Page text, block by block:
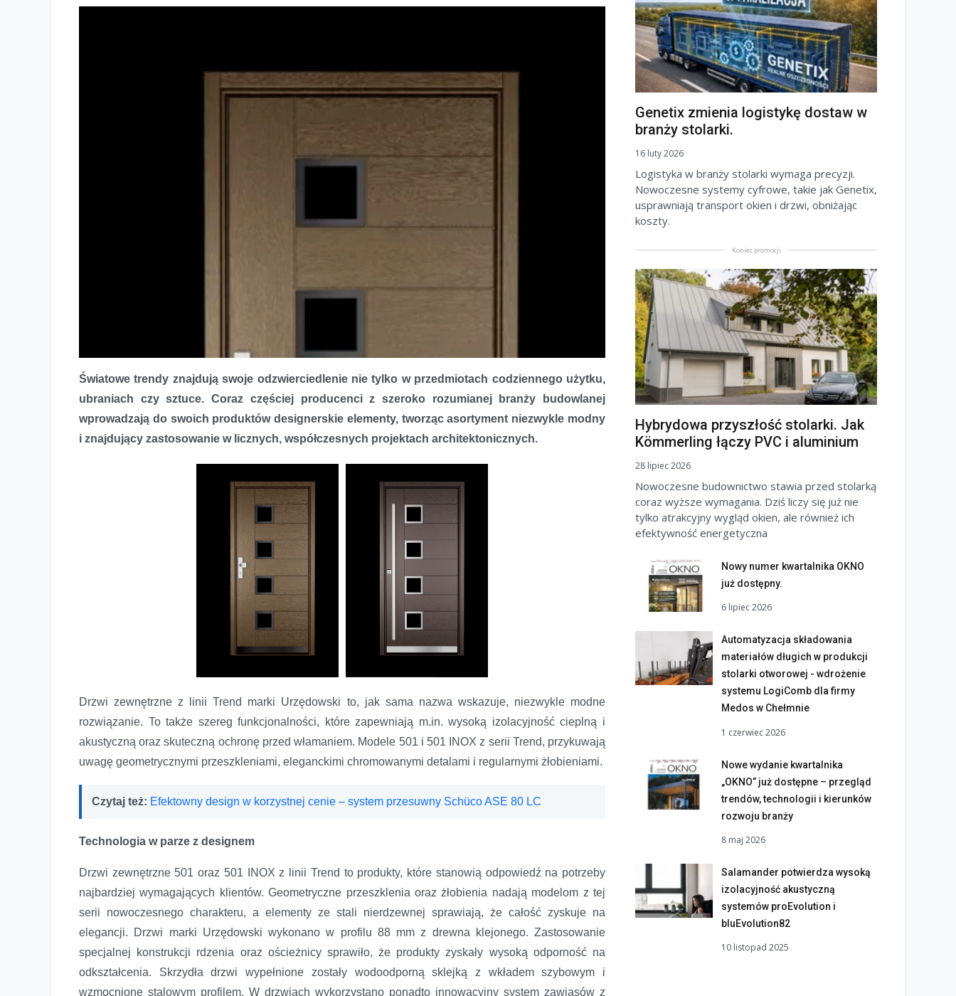
Moda na modern – drzwi Trend 501 i Trend 501 INOX marki Urzędowski
Światowe trendy znajdują swoje odzwierciedlenie nie tylko w przedmiotach codziennego użytku,
ubraniach czy sztuce. Coraz częściej producenci z szeroko rozumianej branży budowlanej
wprowadzają do swoich produktów designerskie elementy, tworząc asortyment niezwykle modny
i znajdujący zastosowanie w licznych, współczesnych projektach architektonicznych.
Drzwi zewnętrzne z linii Trend marki Urzędowski to, jak sama nazwa wskazuje, niezwykle modne
rozwiązanie. To także szereg funkcjonalności, które zapewniają m.in. wysoką izolacyjność cieplną i
akustyczną oraz skuteczną ochronę przed włamaniem. Modele 501 i 501 INOX z serii Trend, przykuwają
uwagę geometrycznymi przeszkleniami, eleganckimi chromowanymi detalami i regularnymi żłobieniami.
Czytaj też: Efektowny design w korzystnej cenie – system przesuwny Schüco ASE 80 LC
Technologia w parze z designem
Drzwi zewnętrzne 501 oraz 501 INOX z linii Trend to produkty, które stanowią odpowiedź na potrzeby
najbardziej wymagających klientów. Geometryczne przeszklenia oraz żłobienia nadają modelom z tej
serii nowoczesnego charakteru, a elementy ze stali nierdzewnej sprawiają, że całość zyskuje na
elegancji. Drzwi marki Urzędowski wykonano w profilu 88 mm z drewna klejonego. Zastosowanie
specjalnej konstrukcji rdzenia oraz ościeżnicy sprawiło, że produkty zyskały wysoką odporność na
odkształcenia. Skrzydła drzwi wypełnione zostały wodoodporną sklejką z wkładem szybowym i
wzmocnione stalowym profilem. W drzwiach wykorzystano ponadto innowacyjny system zawiasów z
Genetix zmienia logistykę dostaw w
branży stolarki.
16 luty 2026
Logistyka w branży stolarki wymaga precyzji.
Nowoczesne systemy cyfrowe, takie jak Genetix,
usprawniają transport okien i drzwi, obniżając
koszty.
Koniec promocji
Hybrydowa przyszłość stolarki. Jak
Kömmerling łączy PVC i aluminium
28 lipiec 2026
Nowoczesne budownictwo stawia przed stolarką
coraz wyższe wymagania. Dziś liczy się już nie
tylko atrakcyjny wygląd okien, ale również ich
efektywność energetyczna
Nowy numer kwartalnika OKNO
już dostępny.
6 lipiec 2026
Automatyzacja składowania
materiałów długich w produkcji
stolarki otworowej - wdrożenie
systemu LogiComb dla firmy
Medos w Chełmnie
1 czerwiec 2026
Nowe wydanie kwartalnika
„OKNO” już dostępne – przegląd
trendów, technologii i kierunków
rozwoju branży
8 maj 2026
Salamander potwierdza wysoką
izolacyjność akustyczną
systemów proEvolution i
bluEvolution82
10 listopad 2025